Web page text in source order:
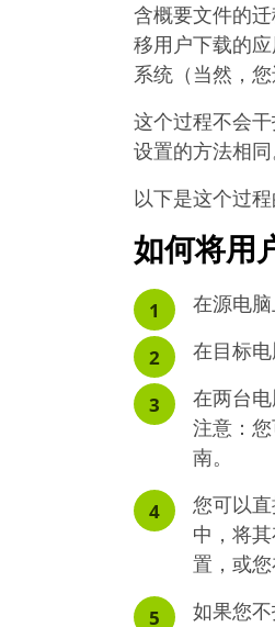
含概要文件的
移用户下载的
系统（当然，
这个过程不会
设置的方法相同
以下是这个过程
如何将用
在源电
在目标
在两台
注意：
南。
您可以
中，将
置，或
如果您